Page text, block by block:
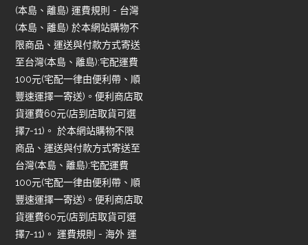
(本島、離島) 運費規則 - 台灣
(本島、離島) 於本網站購物不
限商品、運送與付款方式寄送
至台灣(本島、離島):宅配運費
100元(宅配一律由便利帶、順
豐速運擇一寄送)。便利商店取
貨運費60元(店到店取貨可選
擇7-11)。 於本網站購物不限
商品、運送與付款方式寄送至
台灣(本島、離島):宅配運費
100元(宅配一律由便利帶、順
豐速運擇一寄送)。便利商店取
貨運費60元(店到店取貨可選
擇7-11)。 運費規則 - 海外 運